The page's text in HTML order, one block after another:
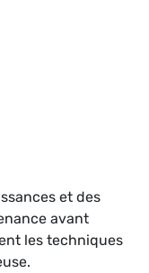
et des
avant
les techniques